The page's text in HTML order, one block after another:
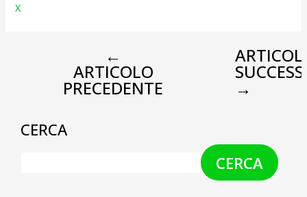
X
←
ARTICOLO
PRECEDENTE →
CERCA
CERCA